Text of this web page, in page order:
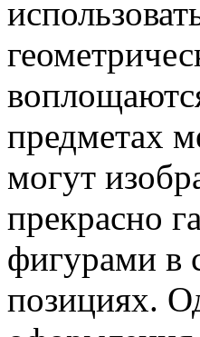
предметах
могут
прекрасно
фигурами в
позициях.